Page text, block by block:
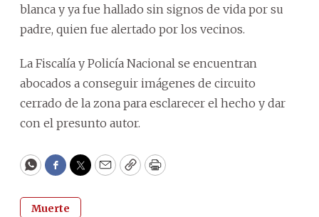
blanca y ya fue hallado sin signos de vida por su
padre, quien fue alertado por los vecinos.
La Fiscalía y Policía Nacional se encuentran
abocados a conseguir imágenes de circuito
cerrado de la zona para esclarecer el hecho y dar
con el presunto autor.
WhatsApp
Facebook
Twitter
EmailCopyPrint
Muerte